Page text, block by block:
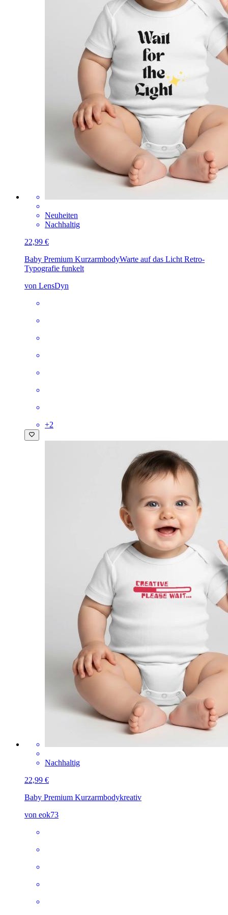
Neuheiten
Nachhaltig
22,99 €
Baby Premium KurzarmbodyWarte auf das Licht Retro-
Typografie funkelt
von LensDyn
+2
Nachhaltig
22,99 €
Baby Premium Kurzarmbodykreativ
von eok73